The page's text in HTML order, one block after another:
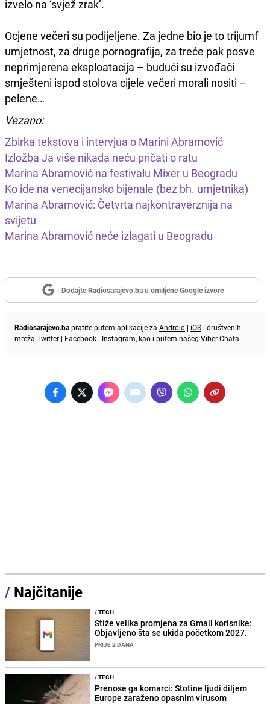
izvelo na ‘svjež zrak’.
Ocjene večeri su podijeljene. Za jedne bio je to trijumf
umjetnost, za druge pornografija, za treće pak posve
neprimjerena eksploatacija – budući su izvođači
smješteni ispod stolova cijele večeri morali nositi –
pelene…
Vezano:
Zbirka tekstova i intervjua o Marini Abramović
Izložba Ja više nikada neću pričati o ratu
Marina Abramović na festivalu Mixer u Beogradu
Ko ide na venecijansko bijenale (bez bh. umjetnika)
Marina Abramović: Četvrta najkontraverznija na
svijetu
Marina Abramović neće izlagati u Beogradu
Dodajte Radiosarajevo.ba u omiljene Google izvore
Radiosarajevo.bapratite putem aplikacije za Android | iOS i društvenih
mreža Twitter | Facebook | Instagram, kao i putem našeg ViberChata.
/ Najčitanije
/TECH
Stiže velika promjena za Gmail korisnike:
Objavljeno šta se ukida početkom 2027.
PRIJE 2 DANA
/TECH
Prenose ga komarci: Stotine ljudi diljem
Europe zaraženo opasnim virusom